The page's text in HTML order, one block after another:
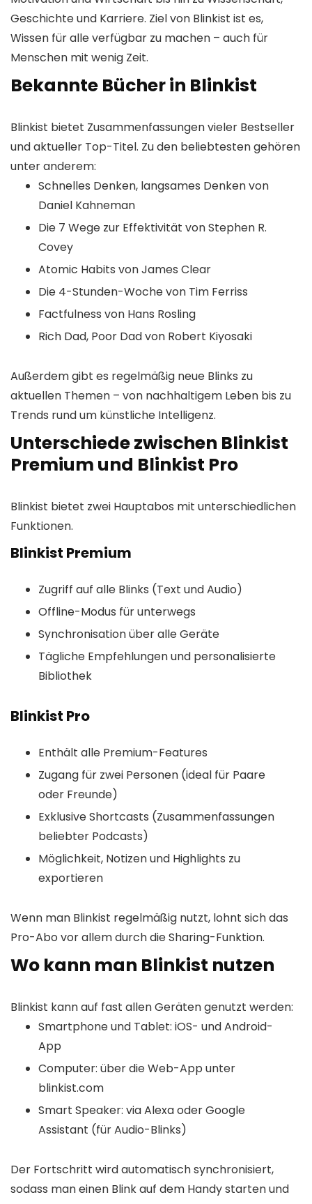
Geschichte und Karriere. Ziel von Blinkist ist es,
Wissen für alle verfügbar zu machen – auch für
Menschen mit wenig Zeit.
Bekannte Bücher in Blinkist
Blinkist bietet Zusammenfassungen vieler Bestseller
und aktueller Top-Titel. Zu den beliebtesten gehören
unter anderem:
Schnelles Denken, langsames Denken von
Daniel Kahneman
Die 7 Wege zur Effektivität von Stephen R.
Covey
Atomic Habits von James Clear
Die 4-Stunden-Woche von Tim Ferriss
Factfulness von Hans Rosling
Rich Dad, Poor Dad von Robert Kiyosaki
Außerdem gibt es regelmäßig neue Blinks zu
aktuellen Themen – von nachhaltigem Leben bis zu
Trends rund um künstliche Intelligenz.
Unterschiede zwischen Blinkist
Premium und Blinkist Pro
Blinkist bietet zwei Hauptabos mit unterschiedlichen
Funktionen.
Blinkist Premium
Zugriff auf alle Blinks (Text und Audio)
Offline-Modus für unterwegs
Synchronisation über alle Geräte
Tägliche Empfehlungen und personalisierte
Bibliothek
Blinkist Pro
Enthält alle Premium-Features
Zugang für zwei Personen (ideal für Paare
oder Freunde)
Exklusive Shortcasts (Zusammenfassungen
beliebter Podcasts)
Möglichkeit, Notizen und Highlights zu
exportieren
Wenn man Blinkist regelmäßig nutzt, lohnt sich das
Pro-Abo vor allem durch die Sharing-Funktion.
Wo kann man Blinkist nutzen
Blinkist kann auf fast allen Geräten genutzt werden:
Smartphone und Tablet: iOS- und Android-
App
Computer: über die Web-App unter
blinkist.com
Smart Speaker: via Alexa oder Google
Assistant (für Audio-Blinks)
Der Fortschritt wird automatisch synchronisiert,
sodass man einen Blink auf dem Handy starten und